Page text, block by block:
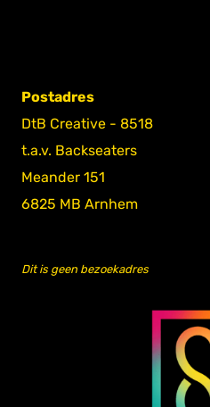
Postadres
DtB Creative - 8518
t.a.v. Backseaters
Meander 151
6825 MB Arnhem
Dit is geen bezoekadres